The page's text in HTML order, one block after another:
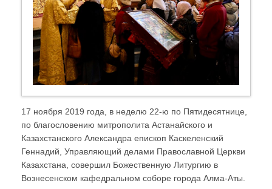
17 ноября 2019 года, в неделю 22-ю по Пятидесятнице,
по благословению митрополита Астанайского и
Казахстанского Александра епископ Каскеленский
Геннадий, Управляющий делами Православной Церкви
Казахстана, совершил Божественную Литургию в
Вознесенском кафедральном соборе города Алма-Аты.